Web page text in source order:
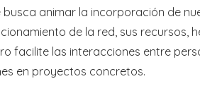
busca animar la incorporación de
de la red, sus recursos,
facilite las interacciones entre
en proyectos concretos.